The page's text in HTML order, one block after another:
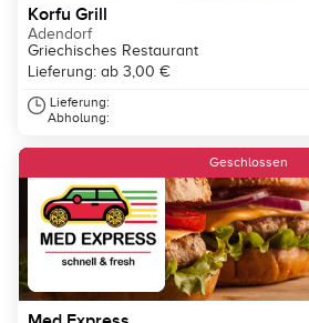
Korfu Grill
Adendorf
Griechisches Restaurant
Lieferung: ab 3,00 €
Lieferung:
Abholung:
Geschlossen